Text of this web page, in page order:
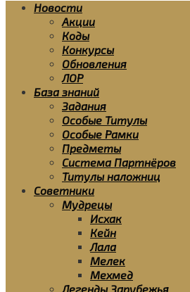
Новости
Акции
Коды
Конкурсы
Обновления
ЛОР
База знаний
Задания
Особые Титулы
Особые Рамки
Предметы
Система Партнёров
Титулы наложниц
Советники
Мудрецы
Исхак
Кейн
Лала
Мелек
Мехмед
Легенды Зарубежья